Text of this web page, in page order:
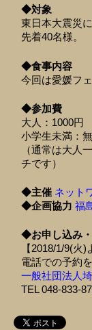
◆対象
東日本大震災
先着40名様。
◆食事内容
今回は愛媛フ
◆参加費
大人：1000円
小学生未満：
（通常は大人
チです）
◆主催 ネット
◆企画協力 福
◆お申し込み
【2018/1/9(火)
電話での予約
一般社団法人
TEL 048-833-